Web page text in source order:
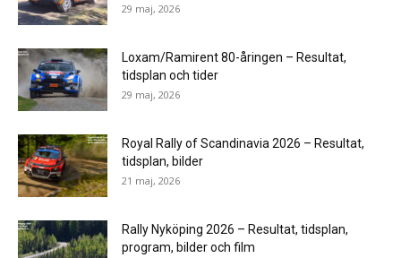
29 maj, 2026
Loxam/Ramirent 80-åringen – Resultat,
tidsplan och tider
29 maj, 2026
Royal Rally of Scandinavia 2026 – Resultat,
tidsplan, bilder
21 maj, 2026
Rally Nyköping 2026 – Resultat, tidsplan,
program, bilder och film